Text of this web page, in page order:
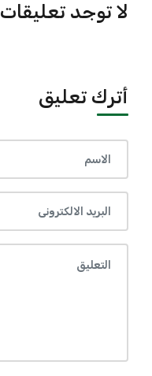
لا توجد تعليقات
أترك تعليق